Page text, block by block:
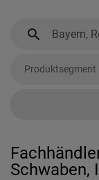
Produktsegment
Schwaben,